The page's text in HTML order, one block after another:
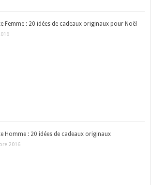
Femme : 20 idées de cadeaux originaux pour Noël
Homme : 20 idées de cadeaux originaux
2016